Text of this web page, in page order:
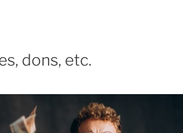
dons, etc.